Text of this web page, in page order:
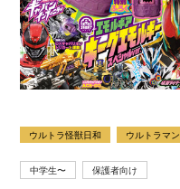
ウルトラ怪獣日和 ウルトラマン
中学生〜 保護者向け